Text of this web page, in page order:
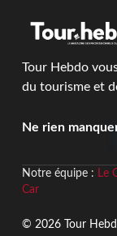
Tour Hebdo
du tourisme et
Ne rien
Notre équipe : Le
Car
© 2026 Tour